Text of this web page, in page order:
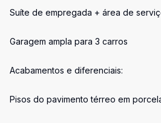
Suíte de empregada + área de
Garagem ampla para 3 carros
Acabamentos e diferenciais:
Pisos do pavimento térreo em